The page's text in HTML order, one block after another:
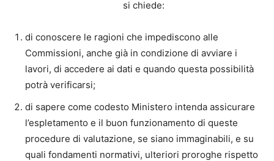
si chiede:
di conoscere le ragioni che impediscono alle
Commissioni, anche già in condizione di avviare i
lavori, di accedere ai dati e quando questa possibilità
potrà verificarsi;
di sapere come codesto Ministero intenda assicurare
l’espletamento e il buon funzionamento di queste
procedure di valutazione, se siano immaginabili, e su
quali fondamenti normativi, ulteriori proroghe rispetto